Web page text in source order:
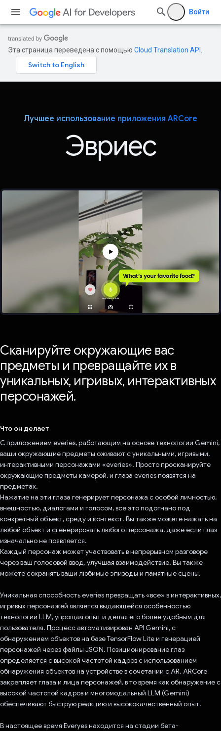
Войти
Эта страница переведена с помощью Cloud Translation API
Лучшее использование приложения ARCore
Эвриес
Сканируйте окружающие вас
предметы и превращайте их в
уникальных, игривых, интерактивных
персонажей.
Что он делает
С приложением everies, работающим на основе технологии Gemini,
ваши окружающие предметы оживают с уникальными, игривыми,
интерактивными персонажами «everies». Просто просканируйте
окружающие предметы камерой, и глаза everies появятся на
предметах.
Нажатие на эти глаза генерирует персонажа с особой личностью,
внешностью, диалогами и голосом, все это подогнано под
конкретный объект, среду и контекст. Вы также можете нажать на
любой объект и сгенерировать любого персонажа, даже если глаз
изначально не появляется.
Каждый персонаж может участвовать в непрерывном разговоре
через ваш голосовой ввод, улучшая взаимодействие. Вы также
можете сохранять ваши любимые эпизоды и памятные сцены.
Уникальная способность everies превращать «все» в интерактивных,
игривых персонажей является выдающейся особенностью
технологии LLM, упрощая опыт и делая его более удобным для
пользователя. Процесс автоматизирован API Gemini, с
обнаружением объектов на базе TensorFlow Lite и генерацией
персонажей через файлы JSON. Позиционирование глаз
определяется с высокой частотой кадров с использованием
обнаружения объектов на устройстве в сочетании с AR. ARCore
закрепляет глаза и лица персонажей, в то время как обнаружение с
высокой частотой кадров и многомодальный LLM (Gemini)
обеспечивают быструю реакцию и высококачественный опыт.
В настоящее время Everyes находится на стадии бета-